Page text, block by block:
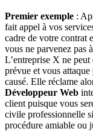
Premier exemple :
fait appel à vos
cadre de votre contrat
vous ne parvenez pas
L’entreprise X ne peut
prévue et vous
causé. Elle réclame
Développeur Web
client puisque vous
civile professionnelle
procédure amiable ou